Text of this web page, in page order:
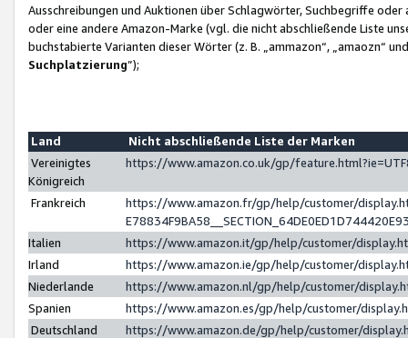
Ausschreibungen und Auktionen über Schlagwörter, Suchbegriffe
oder eine andere Amazon-Marke (vgl. die nicht abschließende Liste
buchstabierte Varianten dieser Wörter (z. B. „ammazon“, „amaozn“
Suchplatzierung”);
Land
Nicht abschließende Liste der Marken
Vereinigtes
Königreich
https://www.amazon.co.uk/gp/
Frankreich
https://www.amazon.fr/gp/help/customer/
Italien
https://www.amazon.it/gp/help/customer/
Irland
https://www.amazon.ie/gp/help/customer/
Niederlande
https://www.amazon.nl/gp/help/customer/
Spanien
https://www.amazon.es/gp/help/customer/
Deutschland
https://www.amazon.de/gp/help/customer/